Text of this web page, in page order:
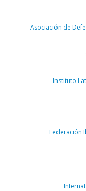
Asociación de
Instituto
Federación